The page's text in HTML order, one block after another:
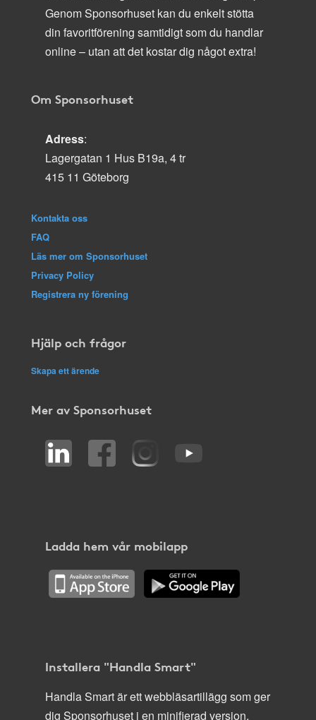
Genom Sponsorhuset kan du enkelt stötta
din favoritförening samtidigt som du handlar
online – utan att det kostar dig något extra!
Om Sponsorhuset
Adress:
Lagergatan 1 Hus B19a, 4 tr
415 11 Göteborg
Kontakta oss
FAQ
Läs mer om Sponsorhuset
Privacy Policy
Registrera ny förening
Hjälp och frågor
Skapa ett ärende
Mer av Sponsorhuset
Ladda hem vår mobilapp
Installera "Handla Smart"
Handla Smart är ett webbläsartillägg som ger
dig Sponsorhuset i en minifierad version,